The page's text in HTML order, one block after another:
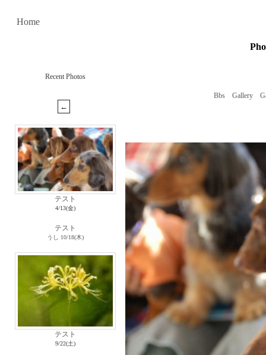
Home
Recent Photos
テスト
4/13(金)
テスト
うし 10/18(木)
テスト
9/22(土)
Bbs Gallery